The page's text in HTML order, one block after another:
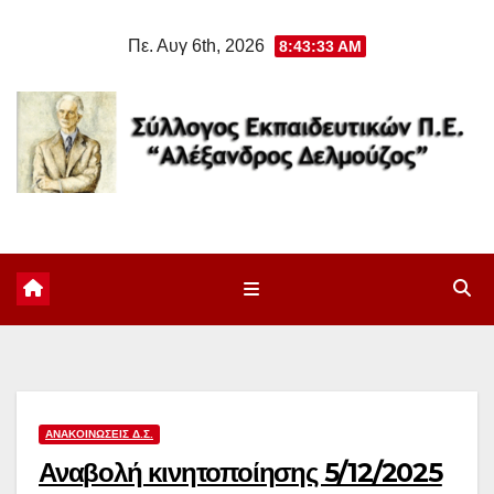
Πε. Αυγ 6th, 2026 8:43:34 AM
ΑΝΑΚΟΙΝΏΣΕΙΣ Δ.Σ.
Αναβολή κινητοποίησης 5/12/2025